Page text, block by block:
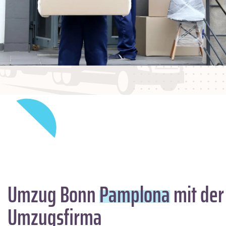
Umzug BonnPamplonamit
Umzugsfirma